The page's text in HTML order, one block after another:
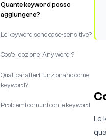
Quante keyword posso
aggiungere?
Le keyword sono case-sensitive?
Cos'e' l'opzione "Any word"?
Quali caratteri funzionano come
keyword?
Problemi comuni con le keyword
Le